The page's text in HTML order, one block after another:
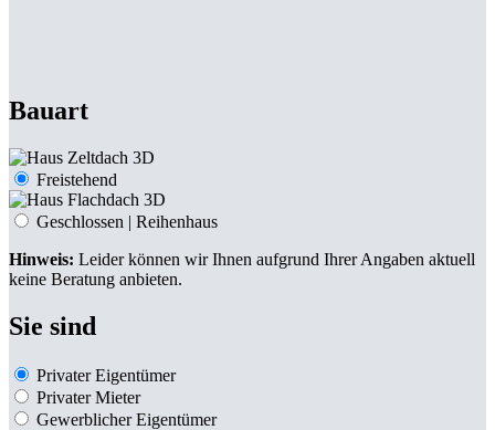
Bauart
Freistehend
Geschlossen | Reihenhaus
Hinweis: Leider können wir Ihnen aufgrund Ihrer Angaben aktuell
keine Beratung anbieten.
Sie sind
Privater Eigentümer
Privater Mieter
Gewerblicher Eigentümer